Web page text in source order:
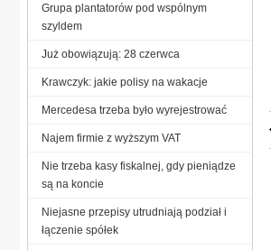
Grupa plantatorów pod wspólnym
szyldem
Już obowiązują: 28 czerwca
Krawczyk: jakie polisy na wakacje
Mercedesa trzeba było wyrejestrować
Najem firmie z wyższym VAT
Nie trzeba kasy fiskalnej, gdy pieniądze
są na koncie
Niejasne przepisy utrudniają podział i
łączenie spółek